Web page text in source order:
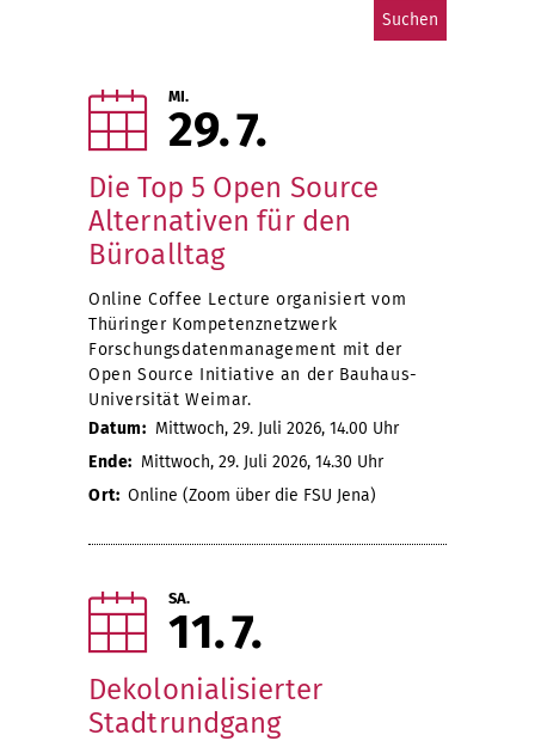
MI.
29 7
Die Top 5 Open Source
Alternativen für den
Büroalltag
Online Coffee Lecture organisiert vom
Thüringer Kompetenznetzwerk
Forschungsdatenmanagement mit der
Open Source Initiative an der Bauhaus-
Universität Weimar.
Datum: Mittwoch, 29. Juli 2026, 14.00 Uhr
Ende: Mittwoch, 29. Juli 2026, 14.30 Uhr
Ort: Online (Zoom über die FSU Jena)
SA.
11 7
Dekolonialisierter
Stadtrundgang